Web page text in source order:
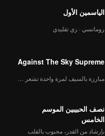
الياسمين الأول
رومانسي · زي تقليدي
Against The Sky Supreme
نصف الحبيبين الموسم
الخامس
بإرشاد من القدر، محبوب بالقلب